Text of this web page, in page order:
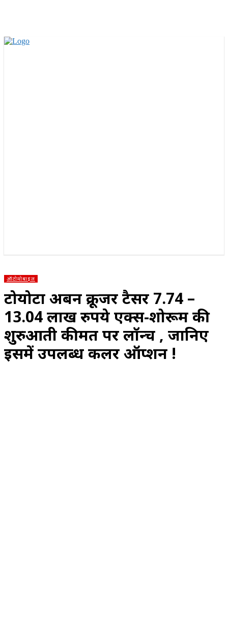
ऑटोमोबाइल
टोयोटा अर्बन क्रूजर टैसर 7.74 –
13.04 लाख रुपये एक्स-शोरूम की
शुरुआती कीमत पर लॉन्च , जानिए
इसमें उपलब्ध कलर ऑप्शन !